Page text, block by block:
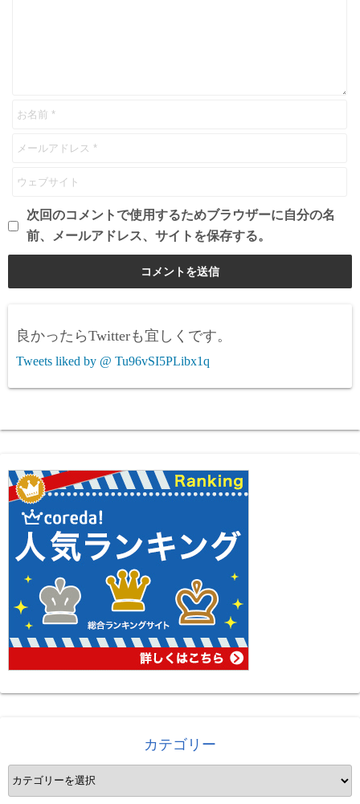
次回のコメントで使用するためブラウザーに自分の名
前、メールアドレス、サイトを保存する。
良かったらTwitterも宜しくです。
Tweets liked by @ Tu96vSI5PLibx1q
カテゴリー
カ
テ